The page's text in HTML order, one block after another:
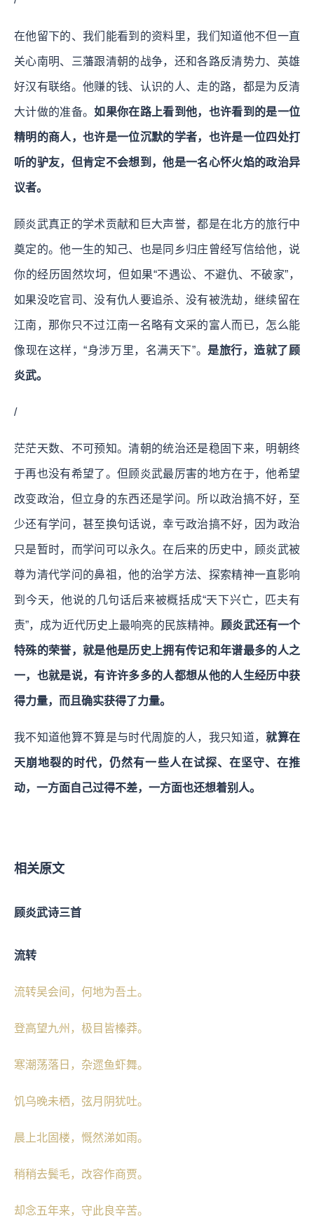
在他留下的、我们能看到的资料里，我们知道他不但一直
关心南明、三藩跟清朝的战争，还和各路反清势力、英雄
好汉有联络。他赚的钱、认识的人、走的路，都是为反清
大计做的准备。如果你在路上看到他，也许看到的是一位
精明的商人，也许是一位沉默的学者，也许是一位四处打
听的驴友，但肯定不会想到，他是一名心怀火焰的政治异
议者。
顾炎武真正的学术贡献和巨大声誉，都是在北方的旅行中
奠定的。他一生的知己、也是同乡归庄曾经写信给他，说
你的经历固然坎坷，但如果“不遇讼、不避仇、不破家”，
如果没吃官司、没有仇人要追杀、没有被洗劫，继续留在
江南，那你只不过江南一名略有文采的富人而已，怎么能
像现在这样，“身涉万里，名满天下”。 是旅行，造就了顾
炎武。
/
茫茫天数、不可预知。清朝的统治还是稳固下来，明朝终
于再也没有希望了。但顾炎武最厉害的地方在于，他希望
改变政治，但立身的东西还是学问。所以政治搞不好，至
少还有学问，甚至换句话说，幸亏政治搞不好，因为政治
只是暂时，而学问可以永久。在后来的历史中，顾炎武被
尊为清代学问的鼻祖，他的治学方法、探索精神一直影响
到今天，他说的几句话后来被概括成“天下兴亡，匹夫有
责”，成为近代历史上最响亮的民族精神。 顾炎武还有一个
特殊的荣誉，就是他是历史上拥有传记和年谱最多的人之
一，也就是说，有许许多多的人都想从他的人生经历中获
得力量，而且确实获得了力量。
我不知道他算不算是与时代周旋的人，我只知道，就算在
天崩地裂的时代，仍然有一些人在试探、在坚守、在推
动，一方面自己过得不差，一方面也还想着别人。
相关原文
顾炎武诗三首
流转
流转吴会间，何地为吾土。
登高望九州，极目皆榛莽。
寒潮荡落日，杂遝鱼虾舞。
饥乌晚未栖，弦月阴犹吐。
晨上北固楼，慨然涕如雨。
稍稍去鬓毛，改容作商贾。
却念五年来，守此良辛苦。